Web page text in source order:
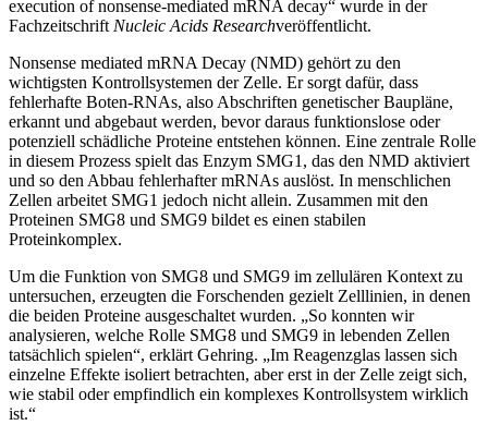
execution of nonsense-mediated mRNA decay“ wurde in der
Fachzeitschrift Nucleic Acids Researchveröffentlicht.
Nonsense mediated mRNA Decay (NMD) gehört zu den
wichtigsten Kontrollsystemen der Zelle. Er sorgt dafür, dass
fehlerhafte Boten-RNAs, also Abschriften genetischer Baupläne,
erkannt und abgebaut werden, bevor daraus funktionslose oder
potenziell schädliche Proteine entstehen können. Eine zentrale Rolle
in diesem Prozess spielt das Enzym SMG1, das den NMD aktiviert
und so den Abbau fehlerhafter mRNAs auslöst. In menschlichen
Zellen arbeitet SMG1 jedoch nicht allein. Zusammen mit den
Proteinen SMG8 und SMG9 bildet es einen stabilen
Proteinkomplex.
Um die Funktion von SMG8 und SMG9 im zellulären Kontext zu
untersuchen, erzeugten die Forschenden gezielt Zelllinien, in denen
die beiden Proteine ausgeschaltet wurden. „So konnten wir
analysieren, welche Rolle SMG8 und SMG9 in lebenden Zellen
tatsächlich spielen“, erklärt Gehring. „Im Reagenzglas lassen sich
einzelne Effekte isoliert betrachten, aber erst in der Zelle zeigt sich,
wie stabil oder empfindlich ein komplexes Kontrollsystem wirklich
ist.“